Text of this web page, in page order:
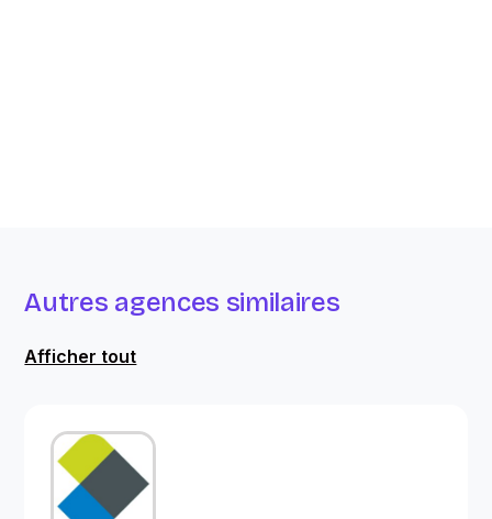
Autres agences similaires
Afficher tout